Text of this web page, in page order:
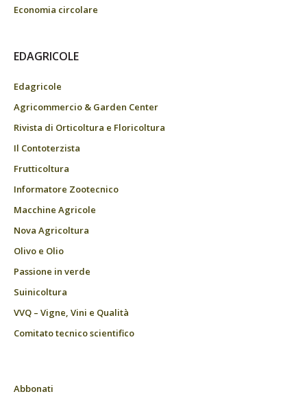
Economia circolare
EDAGRICOLE
Edagricole
Agricommercio & Garden Center
Rivista di Orticoltura e Floricoltura
Il Contoterzista
Frutticoltura
Informatore Zootecnico
Macchine Agricole
Nova Agricoltura
Olivo e Olio
Passione in verde
Suinicoltura
VVQ – Vigne, Vini e Qualità
Comitato tecnico scientifico
Abbonati